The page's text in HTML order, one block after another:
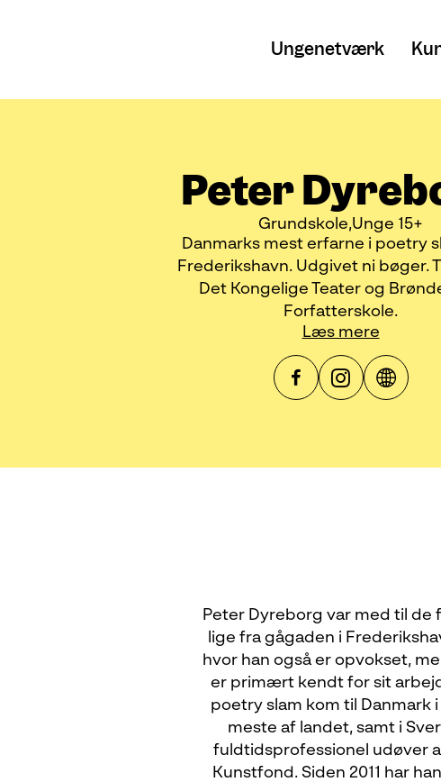
Ungenetværk
Peter
Grundskole Unge 15+
Danmarks mest erfarne i poetry
Frederikshavn. Udgivet ni bøger.
Det Kongelige Teater og
Forfatterskole.
Læs mere
Peter Dyreborg var med til de
lige fra gågaden i
hvor han også er opvokset,
er primært kendt for sit
poetry slam kom til Danmark
meste af landet, samt i
fuldtidsprofessionel udøver
Kunstfond. Siden 2011 har